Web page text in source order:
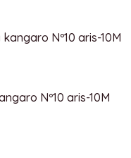
Nº10 aris-10M